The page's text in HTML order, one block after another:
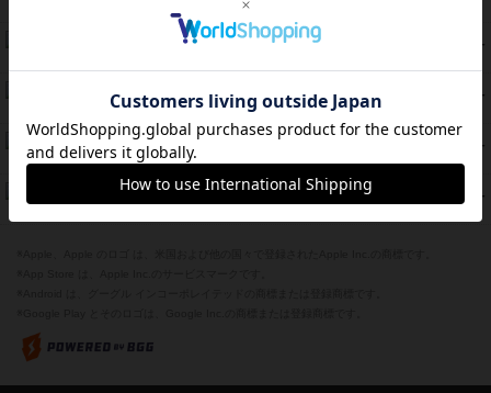
PT
Bitter End ブタペスト救出作戦
PT
紹介文なし 1件の投稿
PT
ザ・フラッフィー・ライト
紹介文なし 0件の投稿
39 PT
ふたつの城の物語